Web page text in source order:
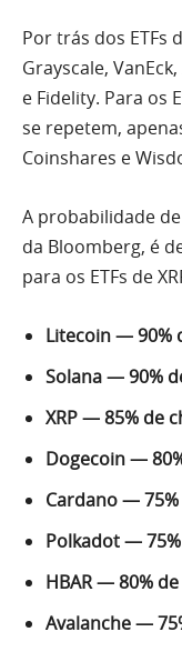
Por trás dos ETFs
Grayscale,
e Fidelity. Para os
se repetem,
Coinshares e
A probabilidade
da Bloomberg, é
para os ETFs de
Litecoin — 90%
Solana — 90%
XRP — 85% de
Dogecoin —
Cardano —
Polkadot —
HBAR — 80%
Avalanche —